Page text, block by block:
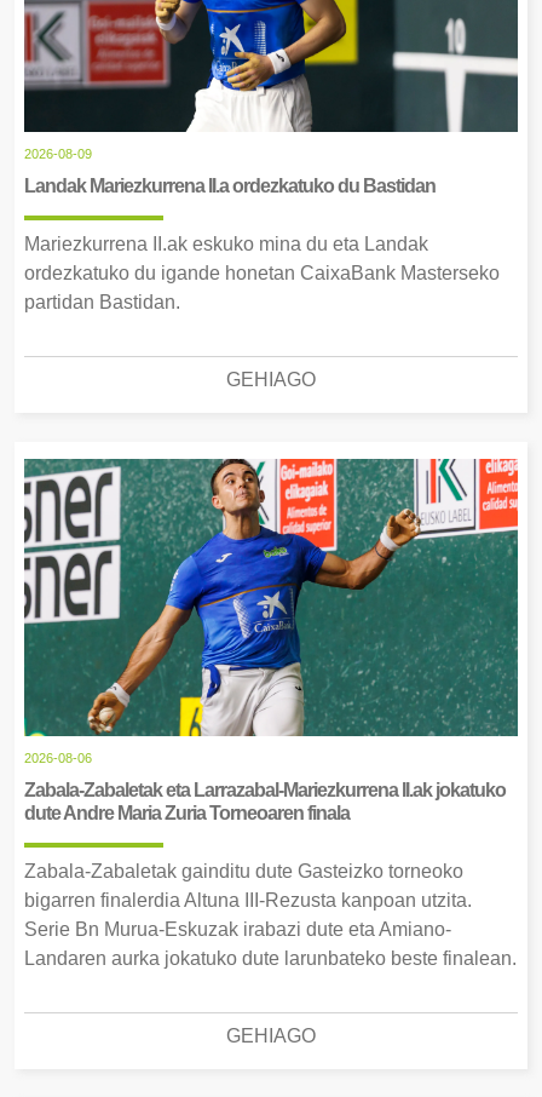
2026-08-09
Landak Mariezkurrena II.a ordezkatuko du Bastidan
Mariezkurrena II.ak eskuko mina du eta Landak
ordezkatuko du igande honetan CaixaBank Masterseko
partidan Bastidan.
GEHIAGO
2026-08-06
Zabala-Zabaletak eta Larrazabal-Mariezkurrena II.ak jokatuko
dute Andre Maria Zuria Torneoaren finala
Zabala-Zabaletak gainditu dute Gasteizko torneoko
bigarren finalerdia Altuna III-Rezusta kanpoan utzita.
Serie Bn Murua-Eskuzak irabazi dute eta Amiano-
Landaren aurka jokatuko dute larunbateko beste finalean.
GEHIAGO